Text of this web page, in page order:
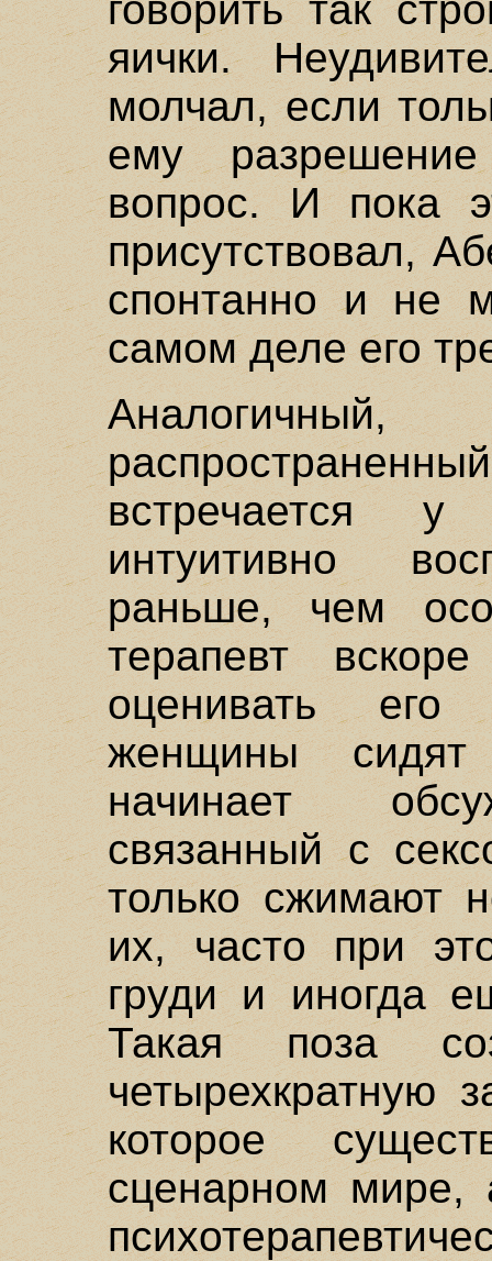
яички.
молчал, если
ему разрешение
вопрос. И пока
присутствовал,
спонтанно и не
самом деле его
встречается
интуитивно
раньше, чем
терапевт
оценивать его
женщины
начинает
связанный с
только сжимают
их, часто при
груди и иногда
Такая поза
четырехкратную
которое
сценарном